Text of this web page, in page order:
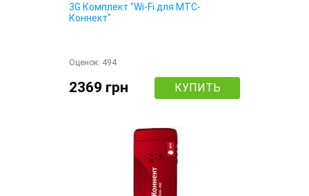
3G Комплект "Wi-Fi для МТС-
Коннект"
Оценок: 494
2369 грн КУПИТЬ